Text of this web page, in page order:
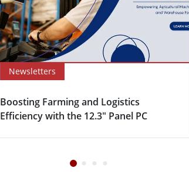
Newsletters
Boosting Farming and Logistics
Efficiency with the 12.3″ Panel PC